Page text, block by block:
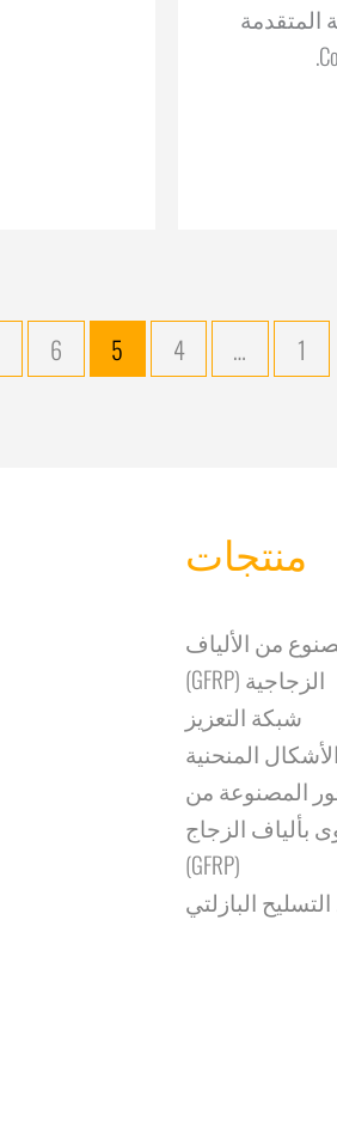
المتقدمة
1
…
4
5
6
منتجات
من الألياف
الزجاجية (GFRP)
شبكة التعزيز
الأشكال المنحنية
المصنوعة من
بألياف الزجاج
(GFRP)
البازلتي